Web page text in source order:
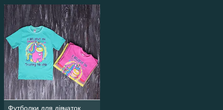
Футболки для дівчаток